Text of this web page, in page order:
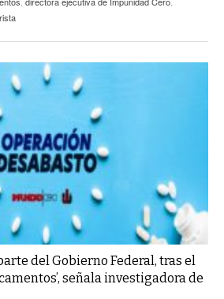
del Gobierno Federal, tras el
señala investigadora de